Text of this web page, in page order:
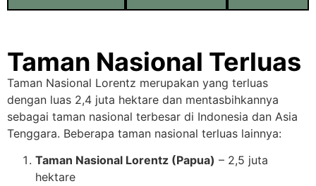
Taman Nasional Terluas
Taman Nasional Lorentz merupakan yang terluas
dengan luas 2,4 juta hektare dan mentasbihkannya
sebagai taman nasional terbesar di Indonesia dan Asia
Tenggara. Beberapa taman nasional terluas lainnya:
Taman Nasional Lorentz (Papua) – 2,5 juta
hektare